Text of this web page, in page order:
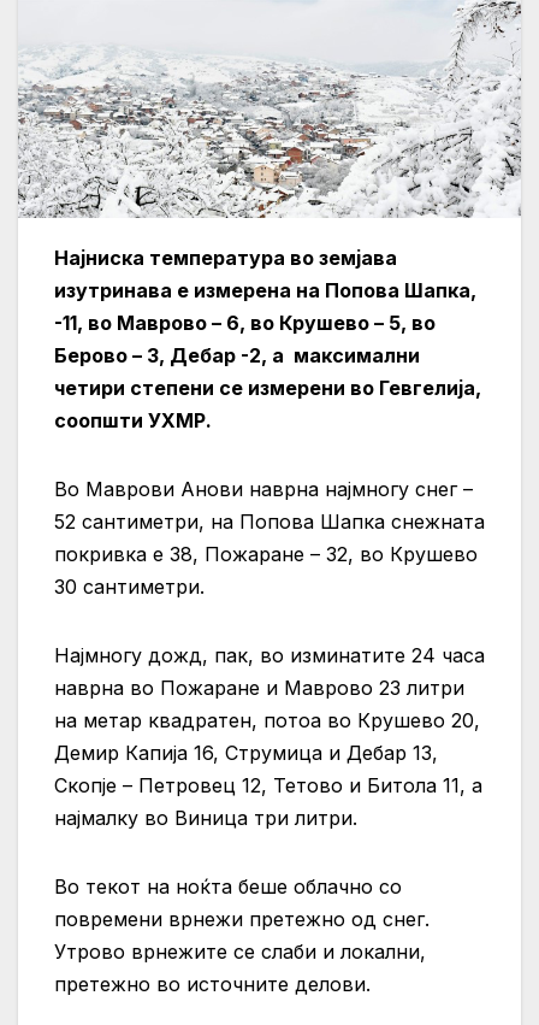
Најниска температура во земјава
изутринава е измерена на Попова Шапка,
-11, во Маврово – 6, во Крушево – 5, во
Берово – 3, Дебар -2, а максимални
четири степени се измерени во Гевгелија,
соопшти УХМР.
Во Маврови Анови наврна најмногу снег –
52 сантиметри, на Попова Шапка снежната
покривка е 38, Пожаране – 32, во Крушево
30 сантиметри.
Најмногу дожд, пак, во изминатите 24 часа
наврна во Пожаране и Маврово 23 литри
на метар квадратен, потоа во Крушево 20,
Демир Капија 16, Струмица и Дебар 13,
Скопје – Петровец 12, Тетово и Битола 11, а
најмалку во Виница три литри.
Во текот на ноќта беше облачно со
повремени врнежи претежно од снег.
Утрово врнежите се слаби и локални,
претежно во источните делови.